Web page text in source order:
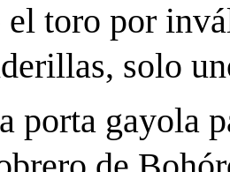
el toro por
solo
porta gayola